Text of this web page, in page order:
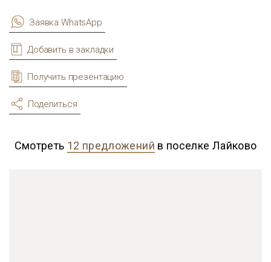
Заявка WhatsApp
Добавить в закладки
Получить презентацию
Поделиться
Смотреть 12 предложений в поселке Лайково